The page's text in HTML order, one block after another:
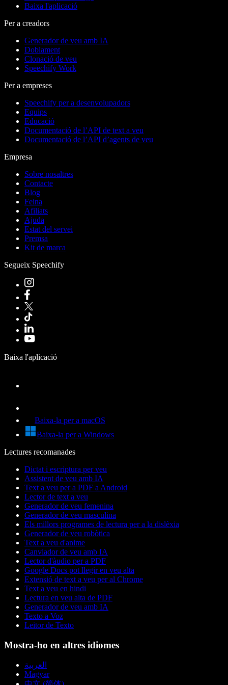
Baixa l'aplicació
Per a creadors
Generador de veu amb IA
Doblament
Clonació de veu
Speechify Work
Per a empreses
Speechify per a desenvolupadors
Equips
Educació
Documentació de l’API de text a veu
Documentació de l’API d’agents de veu
Empresa
Sobre nosaltres
Contacte
Blog
Feina
Afiliats
Ajuda
Estat del servei
Premsa
Kit de marca
Segueix Speechify
Baixa l'aplicació
Baixa-la per a macOS
Baixa-la per a Windows
Lectures recomanades
Dictat i escriptura per veu
Assistent de veu amb IA
Text a veu per a PDF a Android
Lector de text a veu
Generador de veu femenina
Generador de veu masculina
Els millors programes de lectura per a la dislèxia
Generador de veu robòtica
Text a veu d'anime
Canviador de veu amb IA
Lector d'àudio per a PDF
Google Docs pot llegir en veu alta
Extensió de text a veu per al Chrome
Text a veu en hindi
Lectura en veu alta de PDF
Generador de veu amb IA
Texto a Voz
Leitor de Texto
Mostra-ho en altres idiomes
العربية
Magyar